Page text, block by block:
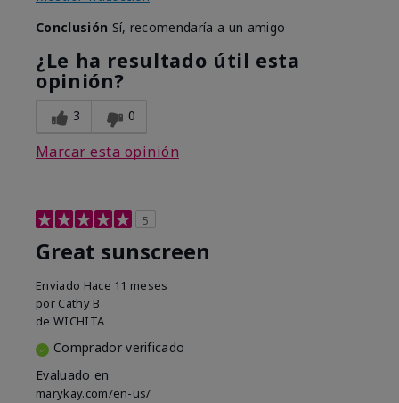
Conclusión Sí, recomendaría a un amigo
¿Le ha resultado útil esta
opinión?
3 0
Marcar esta opinión
5
Great sunscreen
Enviado Hace 11 meses
por Cathy B
de WICHITA
Comprador verificado
Evaluado en
marykay.com/en-us/